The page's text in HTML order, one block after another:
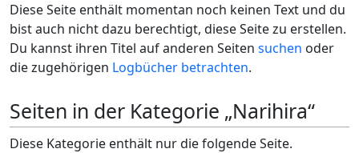
Diese Seite enthält momentan noch keinen Text und du
bist auch nicht dazu berechtigt, diese Seite zu erstellen.
Du kannst ihren Titel auf anderen Seiten suchen oder
die zugehörigen Logbücher betrachten.
Seiten in der Kategorie „Narihira“
Diese Kategorie enthält nur die folgende Seite.